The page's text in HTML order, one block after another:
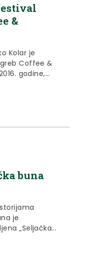
&
Kolar je
Coffee &
godine,
buna
je
„Seljačka